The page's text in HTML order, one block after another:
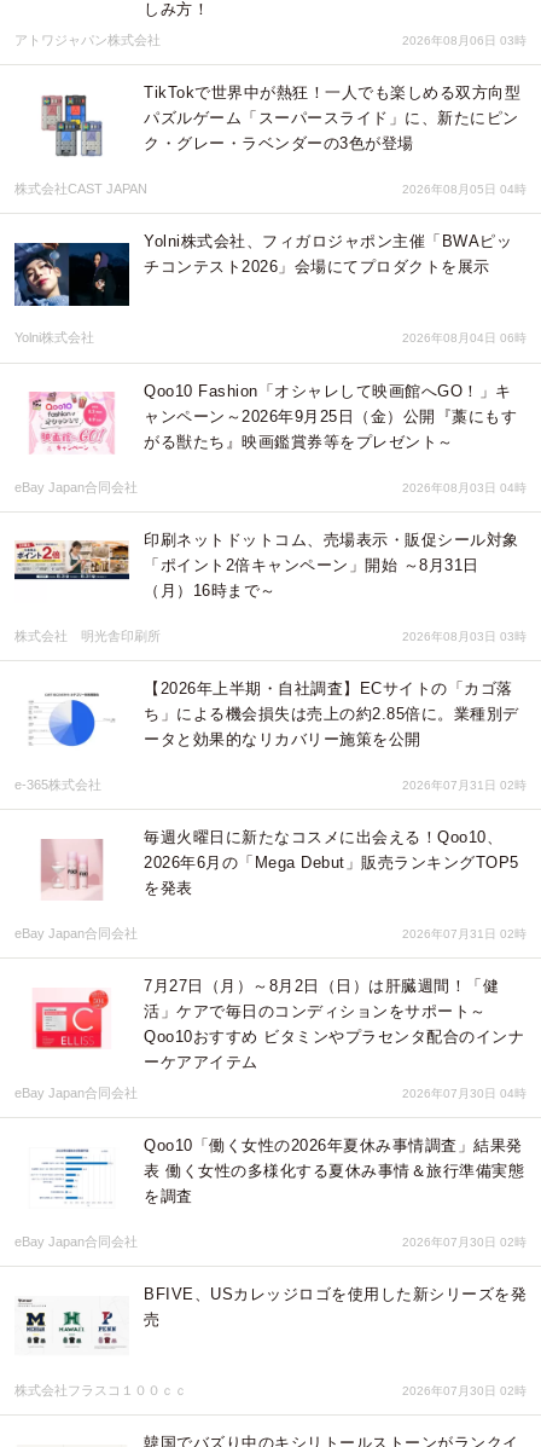
しみ方！
アトワジャパン株式会社 2026年08月06日 03時
TikTokで世界中が熱狂！一人でも楽しめる双方向型
パズルゲーム「スーパースライド」に、新たにピン
ク・グレー・ラベンダーの3色が登場
株式会社CAST JAPAN 2026年08月05日 04時
Yolni株式会社、フィガロジャポン主催「BWAピッ
チコンテスト2026」会場にてプロダクトを展示
Yolni株式会社 2026年08月04日 06時
Qoo10 Fashion「オシャレして映画館へGO！」キ
ャンペーン～2026年9月25日（金）公開『藁にもす
がる獣たち』映画鑑賞券等をプレゼント～
eBay Japan合同会社 2026年08月03日 04時
印刷ネットドットコム、売場表示・販促シール対象
「ポイント2倍キャンペーン」開始 ～8月31日
（月）16時まで～
株式会社 明光舎印刷所 2026年08月03日 03時
【2026年上半期・自社調査】ECサイトの「カゴ落
ち」による機会損失は売上の約2.85倍に。業種別デ
ータと効果的なリカバリー施策を公開
e-365株式会社 2026年07月31日 02時
毎週火曜日に新たなコスメに出会える！Qoo10、
2026年6月の「Mega Debut」販売ランキングTOP5
を発表
eBay Japan合同会社 2026年07月31日 02時
7月27日（月）～8月2日（日）は肝臓週間！「健
活」ケアで毎日のコンディションをサポート～
Qoo10おすすめ ビタミンやプラセンタ配合のインナ
ーケアアイテム
eBay Japan合同会社 2026年07月30日 04時
Qoo10「働く女性の2026年夏休み事情調査」結果発
表 働く女性の多様化する夏休み事情＆旅行準備実態
を調査
eBay Japan合同会社 2026年07月30日 02時
BFIVE、USカレッジロゴを使用した新シリーズを発
売
株式会社フラスコ１００ｃｃ 2026年07月30日 02時
韓国でバズり中のキシリトールストーンがランクイ